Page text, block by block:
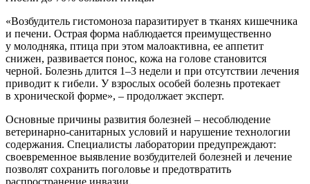
«Возбудитель гистомоноза паразитирует в тканях кишечника
и печени. Острая форма наблюдается преимущественно
у молодняка, птица при этом малоактивна, ее аппетит
снижен, развивается понос, кожа на голове становится
черной. Болезнь длится 1–3 недели и при отсутствии лечения
приводит к гибели. У взрослых особей болезнь протекает
в хронической форме», – продолжает эксперт.
Основные причины развития болезней – несоблюдение
ветеринарно-санитарных условий и нарушение технологии
содержания. Специалисты лаборатории предупреждают:
своевременное выявление возбудителей болезней и лечение
позволят сохранить поголовье и предотвратить
распространение инвазии.